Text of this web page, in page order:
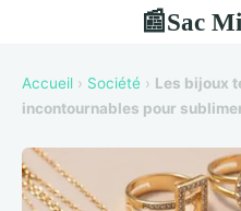
📰Sac
Accueil › Société › Les bijoux
incontournables pour